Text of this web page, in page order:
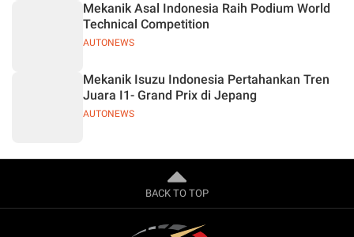
AUTONEWS
Mekanik Asal Indonesia Raih Podium World
Technical Competition
AUTONEWS
Mekanik Isuzu Indonesia Pertahankan Tren
Juara I1- Grand Prix di Jepang
BACK TO TOP